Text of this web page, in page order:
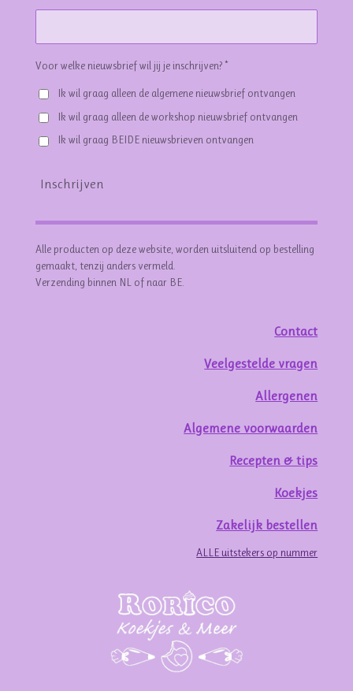
Voor welke nieuwsbrief wil jij je inschrijven? *
Ik wil graag alleen de algemene nieuwsbrief ontvangen
Ik wil graag alleen de workshop nieuwsbrief ontvangen
Ik wil graag BEIDE nieuwsbrieven ontvangen
Inschrijven
Alle producten op deze website, worden uitsluitend op bestelling
gemaakt, tenzij anders vermeld.
Verzending binnen NL of naar BE.
Contact
Veelgestelde vragen
Allergenen
Algemene voorwaarden
Recepten & tips
Koekjes
Zakelijk bestellen
ALLE uitstekers op nummer